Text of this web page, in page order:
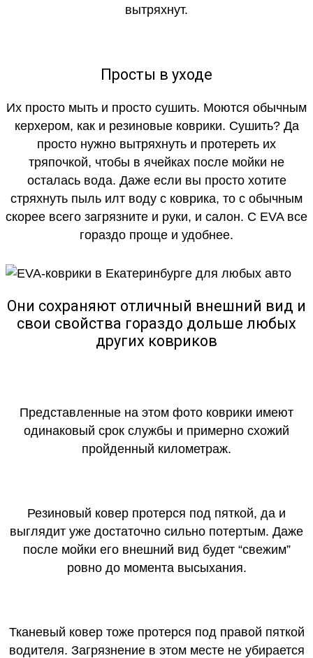
вытряхнут.
Просты в уходе
Их просто мыть и просто сушить. Моются обычным
керхером, как и резиновые коврики. Сушить? Да
просто нужно вытряхнуть и протереть их
тряпочкой, чтобы в ячейках после мойки не
осталась вода. Даже если вы просто хотите
стряхнуть пыль илт воду с коврика, то с обычным
скорее всего загрязните и руки, и салон. С EVA все
гораздо проще и удобнее.
Они сохраняют отличный внешний вид и
свои свойства гораздо дольше любых
других ковриков
Представленные на этом фото коврики имеют
одинаковый срок службы и примерно схожий
пройденный километраж.
Резиновый ковер протерся под пяткой, да и
выглядит уже достаточно сильно потертым. Даже
после мойки его внешний вид будет “свежим”
ровно до момента высыхания.
Тканевый ковер тоже протерся под правой пяткой
водителя. Загрязнение в этом месте не убирается